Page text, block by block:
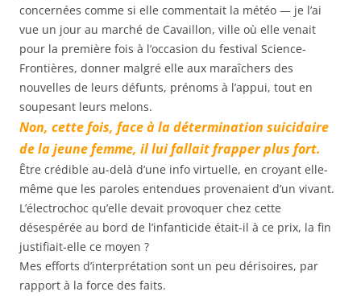
concernées comme si elle commentait la météo — je l’ai
vue un jour au marché de Cavaillon, ville où elle venait
pour la première fois à l’occasion du festival Science-
Frontières, donner malgré elle aux maraîchers des
nouvelles de leurs défunts, prénoms à l’appui, tout en
soupesant leurs melons.
Non, cette fois, face à la détermination suicidaire
de la jeune femme, il lui fallait frapper plus fort.
Être crédible au-delà d’une info virtuelle, en croyant elle-
même que les paroles entendues provenaient d’un vivant.
L’électrochoc qu’elle devait provoquer chez cette
désespérée au bord de l’infanticide était-il à ce prix, la fin
justifiait-elle ce moyen ?
Mes efforts d’interprétation sont un peu dérisoires, par
rapport à la force des faits.